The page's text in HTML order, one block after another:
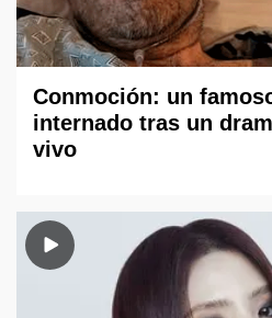
Conmoción: un
internado tras un
vivo